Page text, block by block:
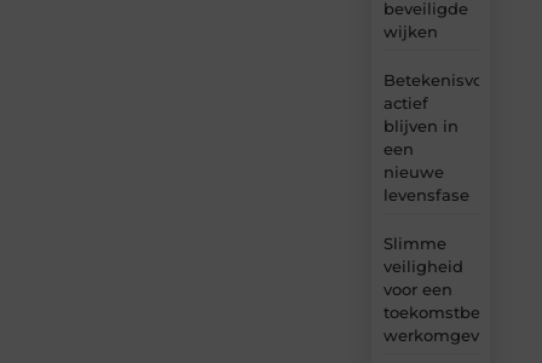
beveiligde
wijken
Betekenisvol
actief
blijven in
een
nieuwe
levensfase
Slimme
veiligheid
voor een
werkomgeving